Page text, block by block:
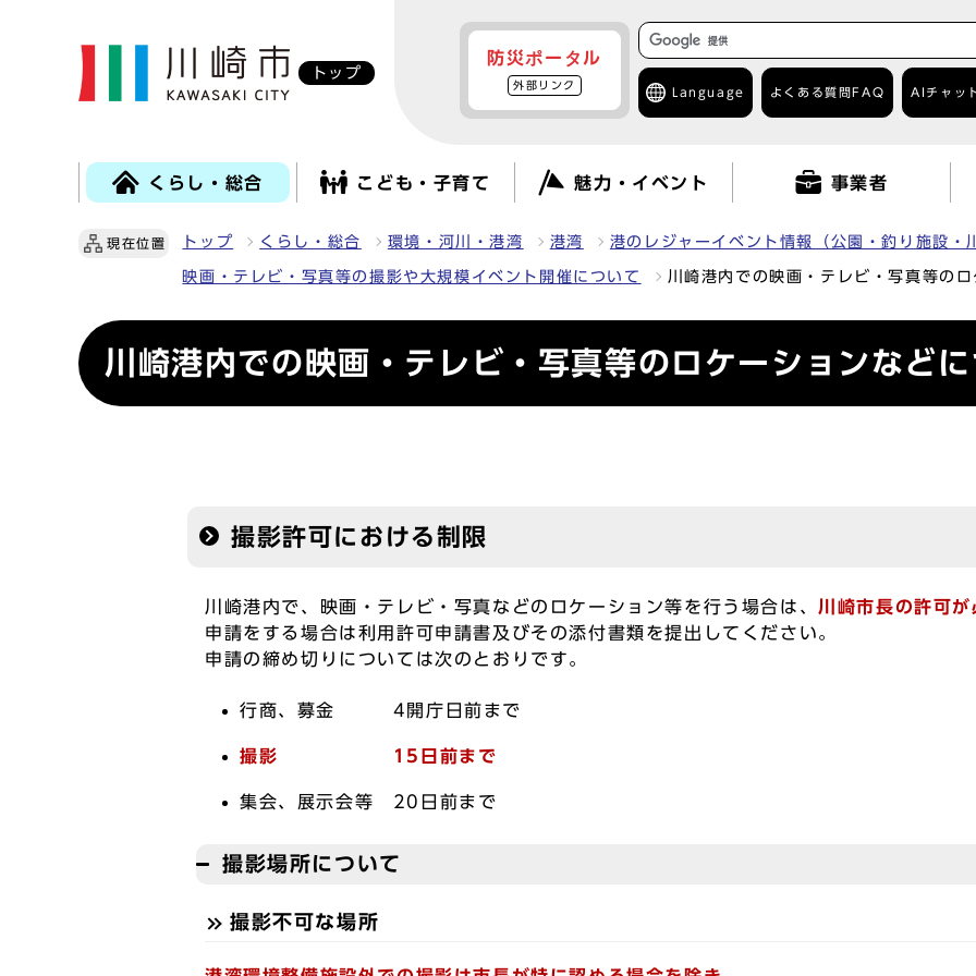
トップ
防災ポータル
外部リンク
Language よくある質問 FAQ AIチャッ
くらし・総合 こども・子育て 魅力・イベント 事業者
現在位置 トップ くらし・総合 環境・河川・港湾 港湾 港のレジャーイベント情報（公園・釣り施設・
映画・テレビ・写真等の撮影や大規模イベント開催について 川崎港内での映画・テレビ・写真等の
川崎港内での映画・テレビ・写真等のロケーションなどに
撮影許可における制限
川崎港内で、映画・テレビ・写真などのロケーション等を行う場合は、 川崎市長の許可が
申請をする場合は利用許可申請書及びその添付書類を提出してください。
申請の締め切りについては次のとおりです。
行商、募金 4開庁日前まで
撮影 15日前まで
集会、展示会等 20日前まで
撮影場所について
撮影不可な場所